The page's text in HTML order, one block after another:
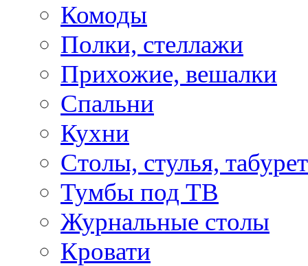
Комоды
Полки, стеллажи
Прихожие, вешалки
Спальни
Кухни
Столы, стулья,
Тумбы под ТВ
Журнальные столы
Кровати